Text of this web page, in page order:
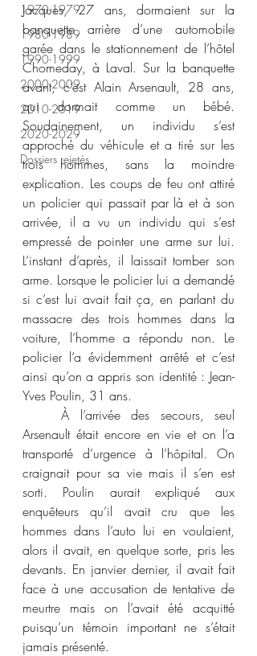
1970-1979
1980-1989
1990-1999
2000-2009
2010-2019
2020-2029
Dossiers rejetés
Jacques, 27 ans, dormaient sur la
banquette arrière d’une automobile
garée dans le stationnement de l’hôtel
Chomeday, à Laval. Sur la banquette
avant, c’est Alain Arsenault, 28 ans,
qui dormait comme un bébé.
Soudainement, un individu s’est
approché du véhicule et a tiré sur les
trois hommes, sans la moindre
explication. Les coups de feu ont attiré
un policier qui passait par là et à son
arrivée, il a vu un individu qui s’est
empressé de pointer une arme sur lui.
L’instant d’après, il laissait tomber son
arme. Lorsque le policier lui a demandé
si c’est lui avait fait ça, en parlant du
massacre des trois hommes dans la
voiture, l’homme a répondu non. Le
policier l’a évidemment arrêté et c’est
ainsi qu’on a appris son identité : Jean-
Yves Poulin, 31 ans.
	À l’arrivée des secours, seul
Arsenault était encore en vie et on l’a
transporté d’urgence à l’hôpital. On
craignait pour sa vie mais il s’en est
sorti. Poulin aurait expliqué aux
enquêteurs qu’il avait cru que les
hommes dans l’auto lui en voulaient,
alors il avait, en quelque sorte, pris les
devants. En janvier dernier, il avait fait
face à une accusation de tentative de
meurtre mais on l’avait été acquitté
puisqu’un témoin important ne s’était
jamais présenté.